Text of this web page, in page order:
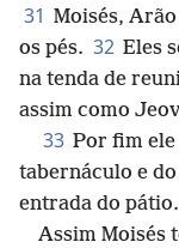
31 Moisés,
os pés. 32 Eles
na tenda de
assim como
33 Por fim
tabernáculo e
entrada do pátio.
Assim Moisés